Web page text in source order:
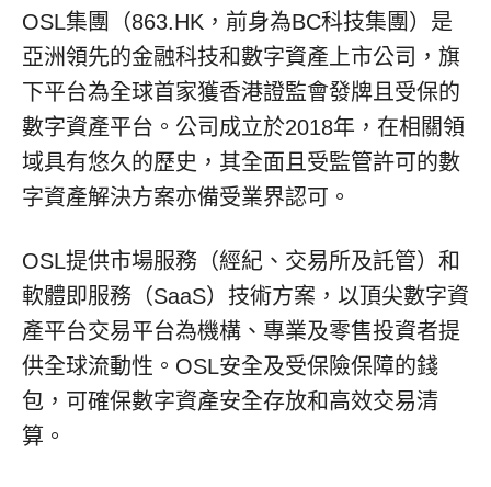
OSL集團（863.HK，前身為BC科技集團）是
亞洲領先的金融科技和數字資產上市公司，旗
下平台為全球首家獲香港證監會發牌且受保的
數字資產平台。公司成立於2018年，在相關領
域具有悠久的歷史，其全面且受監管許可的數
字資產解決方案亦備受業界認可。
OSL提供市場服務（經紀、交易所及託管）和
軟體即服務（SaaS）技術方案，以頂尖數字資
產平台交易平台為機構、專業及零售投資者提
供全球流動性。OSL安全及受保險保障的錢
包，可確保數字資產安全存放和高效交易清
算。